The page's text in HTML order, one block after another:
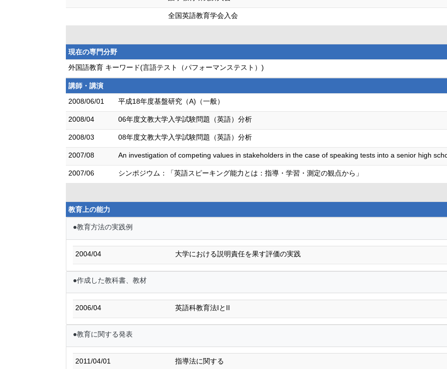
全国英語教育学会入会
現在の専門分野
外国語教育 キーワード(言語テスト（パフォーマンステスト）)
講師・講演
2008/06/01
平成18年度基盤研究（A)（一般）
2008/04 06年度文教大学入学試験問題（英語）分析
2008/03 08年度文教大学入学試験問題（英語）分析
2007/08 An investigation of competing values in stakeholders in the case of speaking tests into a senior high
2007/06 シンポジウム：「英語スピーキング能力とは：指導・学習・測定の観点から」
教育上の能力
●教育方法の実践例
2004/04 大学における説明責任を果す評価の実践
●作成した教科書、教材
2006/04 英語科教育法IとII
●教育に関する発表
2011/04/01 指導法に関する